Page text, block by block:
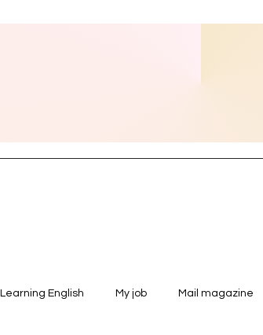
Learning English My job Mail magazine